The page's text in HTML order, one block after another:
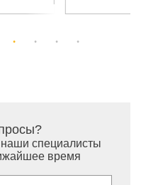
специалисты
время